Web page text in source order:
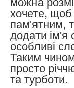
хочете,
пам'ятним,
додати ім'я
особливі
Таким
просто
та турботи.